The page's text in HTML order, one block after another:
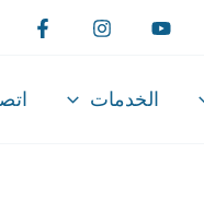
الخدمات